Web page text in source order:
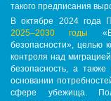
такого предписания
В октябре 2024 года
2025–2030 годы
безопасности», целью
контроля над
безопасность, а
основании
сфере убежища.